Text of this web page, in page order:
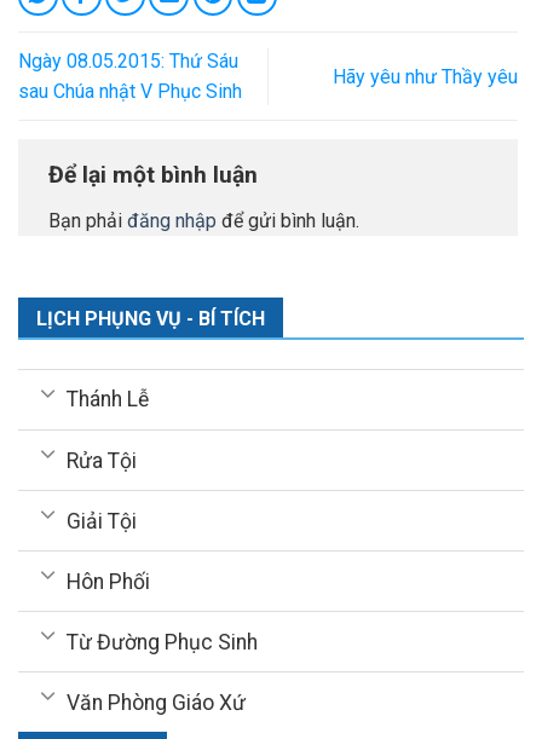
Ngày 08.05.2015: Thứ Sáu
sau Chúa nhật V Phục Sinh
Hãy yêu như Thầy yêu
Để lại một bình luận
Bạn phải đăng nhập để gửi bình luận.
LỊCH PHỤNG VỤ - BÍ TÍCH
Thánh Lễ
Rửa Tội
Giải Tội
Hôn Phối
Từ Đường Phục Sinh
Văn Phòng Giáo Xứ